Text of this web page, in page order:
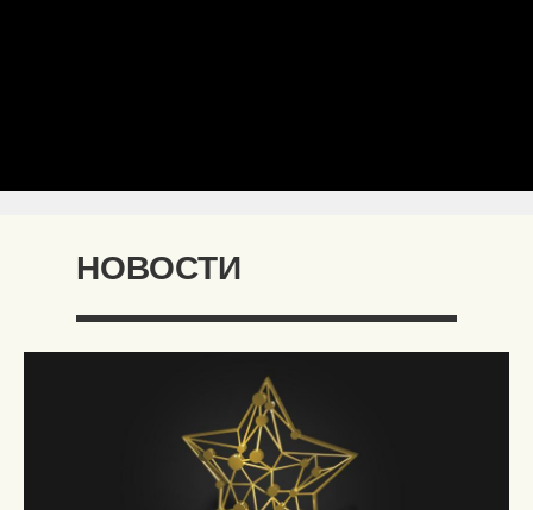
НОВОСТИ